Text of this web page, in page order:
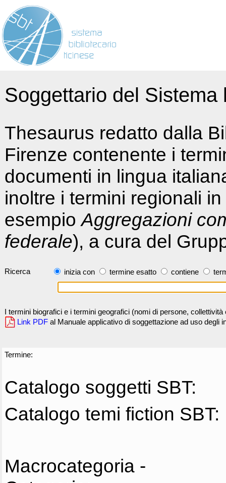
Soggettario del
Thesaurus redatto dalla
Firenze contenente i
documenti in lingua
inoltre i termini regionali
esempioAggregazioni
federale), a cura del
Ricerca inizia con termine esatto contiene
I termini biografici e i termini geografici (nomi di persone,
Link PDF al Manuale applicativo di soggettazione ad uso degli
Termine:
Catalogo soggetti SBT:
Catalogo temi fiction SBT:
Macrocategoria -